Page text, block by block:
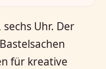
Uhr. Der
für kreative